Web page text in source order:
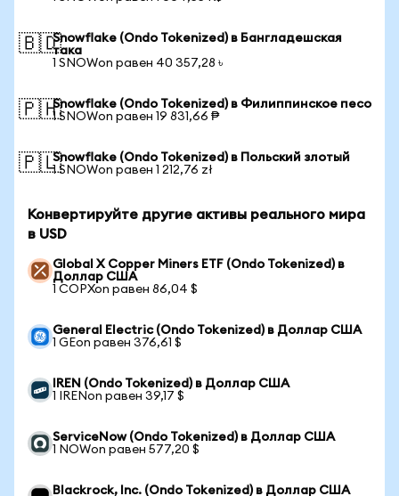
🇧🇩Snowflake (Ondo Tokenized) в Бангладешская
така
1 SNOWon равен 40 357,28 ৳
🇵🇭Snowflake (Ondo Tokenized) в Филиппинское песо
1 SNOWon равен 19 831,66 ₱
🇵🇱Snowflake (Ondo Tokenized) в Польский злотый
1 SNOWon равен 1 212,76 zł
Конвертируйте другие активы реального мира
в USD
Global X Copper Miners ETF (Ondo Tokenized) в
Доллар США
1 COPXon равен 86,04 $
General Electric (Ondo Tokenized) в Доллар США
1 GEon равен 376,61 $
IREN (Ondo Tokenized) в Доллар США
1 IRENon равен 39,17 $
ServiceNow (Ondo Tokenized) в Доллар США
1 NOWon равен 577,20 $
Blackrock, Inc. (Ondo Tokenized) в Доллар США